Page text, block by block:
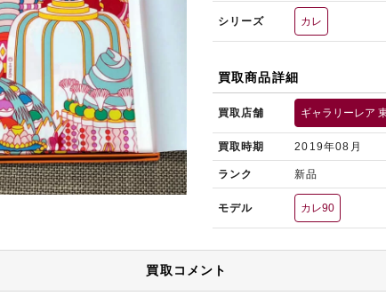
シリーズ カレ
買取商品詳細
買取店舗 ギャラリーレア
買取時期 2019年08月
ランク 新品
モデル カレ90
買取コメント